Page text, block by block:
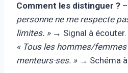
Comment les distinguer ? –
personne ne me respecte
limites. »→ Signal à écouter.
« Tous les hommes/
menteurs·ses. »→ Schéma à